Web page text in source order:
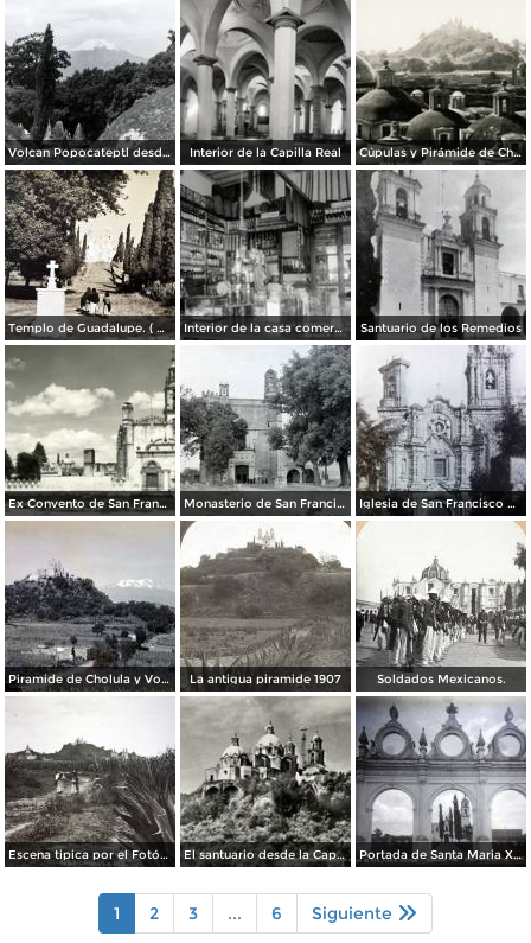
Volcan Popocateptl desde las cupulas de Cholula. Interior de la Capilla Real Cúpulas y Pirámide de Cholula
Templo de Guadalupe. ( Circulada el 23 de Julio de 1940 ). Interior de la casa comercial del Sr. A. E. Porras Santuario de los Remedios
Ex Convento de San Francisco Monasterio de San Francisco cerca de Cholula, por el fotógrafo T. Enami, de Yokohama, Japón (1934) Iglesia de San Francisco Acatepec Cholula Puebla.
Piramide de Cholula y Volcan Ixtaccihuatl. La antigua piramide 1907 Soldados Mexicanos.
Escena tipica por el Fotógrafo Hugo Brehme. El santuario desde la Capilla Real Portada de Santa Maria Xixitla.
1 2 3 ... 6 Siguiente